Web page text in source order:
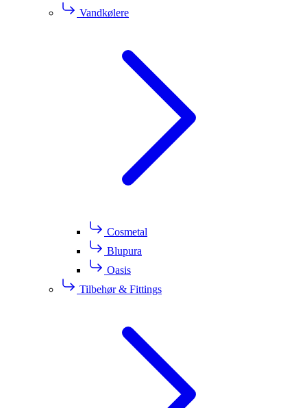
Vandkølere
Cosmetal
Blupura
Oasis
Tilbehør & Fittings